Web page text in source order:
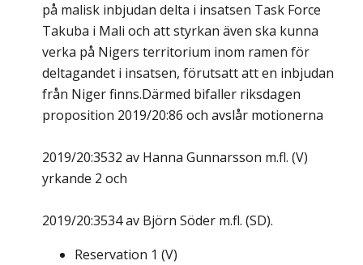
på malisk inbjudan delta i insatsen Task Force
Takuba i Mali och att styrkan även ska kunna
verka på Nigers territorium inom ramen för
deltagandet i insatsen, förutsatt att en inbjudan
från Niger finns.Därmed bifaller riksdagen
proposition 2019/20:86 och avslår motionerna
2019/20:3532 av Hanna Gunnarsson m.fl. (V)
yrkande 2 och
2019/20:3534 av Björn Söder m.fl. (SD).
Reservation 1 (V)